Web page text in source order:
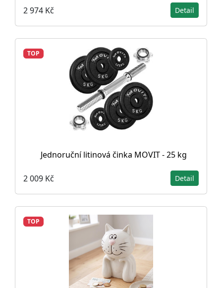
2 974 Kč Detail
TOP
Jednoruční litinová činka MOVIT - 25 kg
2 009 Kč Detail
TOP